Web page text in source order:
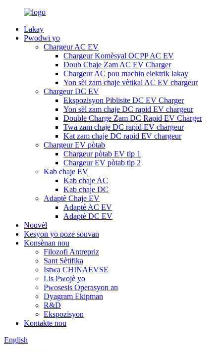
Lakay
Pwodwi yo
Chargeur AC EV
Chargeur Komèsyal OCPP AC EV
Doub Chaje Zam AC EV Charger
Chargeur AC pou machin elektrik lakay
Yon sèl zam chaje vètikal AC EV chargeur
Chargeur DC EV
Ekspozisyon Piblisite DC EV Charger
Yon sèl zam chaje DC rapid EV chargeur
Double Charge Zam DC Rapid EV Charger
Twa zam chaje DC rapid EV chargeur
Kat zam chaje DC rapid EV chargeur
Chargeur EV pòtab
Chargeur pòtab EV tip 1
Chargeur EV pòtab tip 2
Kab chaje EV
Kab chaje AC
Kab chaje DC
Adaptè Chaje EV
Adaptè AC EV
Adaptè DC EV
Nouvèl
Kesyon yo poze souvan
Konsènan nou
Filozofi Antrepriz
Sant Sètifika
Istwa CHINAEVSE
Lis Pwojè yo
Pwosesis Operasyon an
Dyagram Ekipman
R&D
Ekspozisyon
Kontakte nou
English